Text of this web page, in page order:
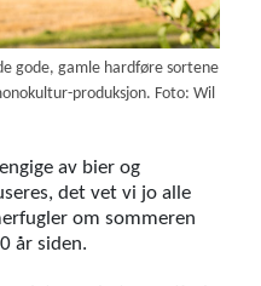
gode, gamle hardføre sortene
produksjon. Foto: Wil
av bier og
det vet vi jo alle
om sommeren
år siden.